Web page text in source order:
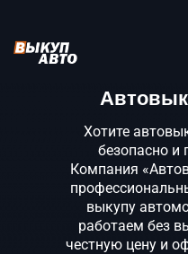
Хотите
безопасно и
Компания
выкупу
работаем без
честную цену и